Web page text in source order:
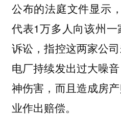
公布的法庭文件显示
代表1万多人向该州
诉讼，指控这两家公
电厂持续发出过大噪
神伤害，而且造成房
业作出赔偿。